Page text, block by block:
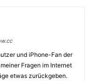
und iPhone-Fan der
Fragen im Internet
etwas zurückgeben.